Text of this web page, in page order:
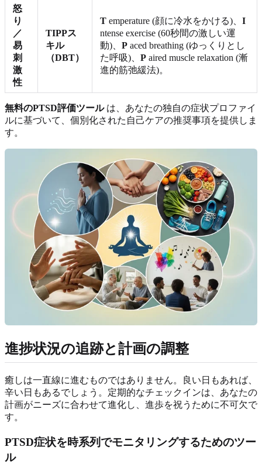
怒
り
／
易
刺
激
性
TIPPス
キル
（DBT）
T emperature (顔に冷水をかける)、 I
ntense exercise (60秒間の激しい運
動)、 P aced breathing (ゆっくりとし
た呼吸)、 P aired muscle relaxation (漸
進的筋弛緩法)。
無料のPTSD評価ツールは、あなたの独自の症状プロファイ
ルに基づいて、個別化された自己ケアの推奨事項を提供しま
す。
進捗状況の追跡と計画の調整
癒しは一直線に進むものではありません。良い日もあれば、
辛い日もあるでしょう。定期的なチェックインは、あなたの
計画がニーズに合わせて進化し、進歩を祝うために不可欠で
す。
PTSD症状を時系列でモニタリングするためのツー
ル